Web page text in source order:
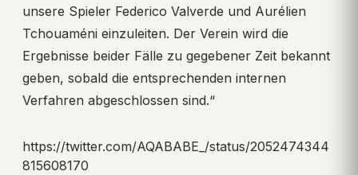
unsere Spieler Federico Valverde und Aurélien
Tchouaméni einzuleiten. Der Verein wird die
Ergebnisse beider Fälle zu gegebener Zeit bekannt
geben, sobald die entsprechenden internen
Verfahren abgeschlossen sind.“
https://twitter.com/AQABABE_/status/2052474344
815608170